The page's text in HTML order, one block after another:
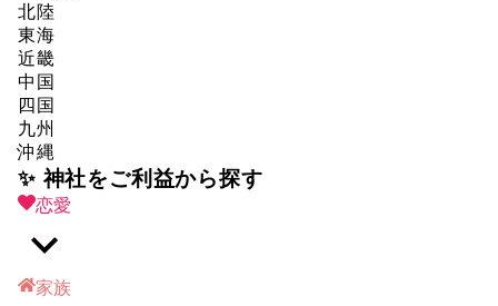
北陸
東海
近畿
中国
四国
九州
沖縄
✨ 神社をご利益から探す
恋愛
家族